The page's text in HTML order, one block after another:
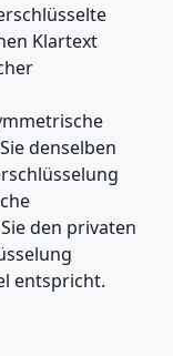
Klartext
denselben
den privaten
entspricht.